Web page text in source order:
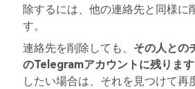
除するには、他の連絡先と同様に
す。
連絡先を削除しても、 その人との
のTelegramアカウントに残ります
したい場合は、それを見つけて再